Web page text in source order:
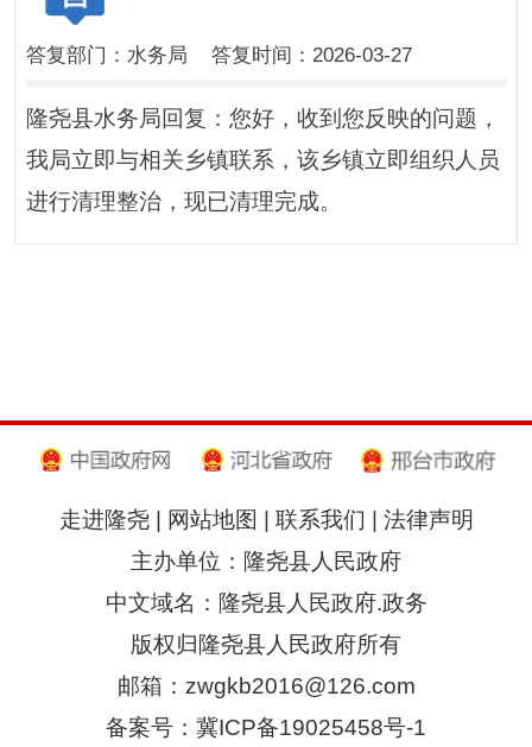
答复部门：水务局 答复时间：2026-03-27
隆尧县水务局回复：您好，收到您反映的问题，
我局立即与相关乡镇联系，该乡镇立即组织人员
进行清理整治，现已清理完成。
走进隆尧| 网站地图 联系我们
法律声明
主办单位：隆尧县人民政府
中文域名：隆尧县人民政府.政务
版权归隆尧县人民政府所有
邮箱：zwgkb2016@126.com
备案号：冀ICP备19025458号-1